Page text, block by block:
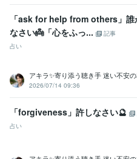
「ask for help from others」誰
なさい👼「心をふっ...
記事
占い
アキラ✨寄り添う聴き手 迷い不安
2026/07/14 09:36
「forgiveness」許しなさい🔮
占い